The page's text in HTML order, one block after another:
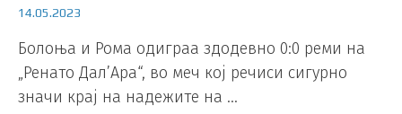
14.05.2023
Болоња и Рома одиграа здодевно 0:0 реми на
„Ренато Дал’Ара“, во меч кој речиси сигурно
значи крај на надежите на …